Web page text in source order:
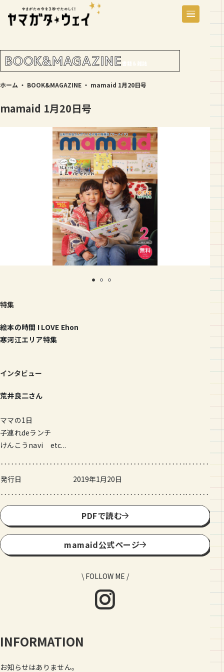
BOOK&MAGAZINE 書籍＆雑誌
ホーム ・ BOOK&MAGAZINE ・ mamaid 1月20日号
mamaid 1月20日号
特集
絵本の時間 I LOVE Ehon
寒河江エリア特集
インタビュー
荒井良二さん
ママの1日
子連れdeランチ
けんこうnavi etc...
発行日 2019年1月20日
PDFで読む
mamaid公式ページ
\ FOLLOW ME /
INFORMATION
お知らせはありません。